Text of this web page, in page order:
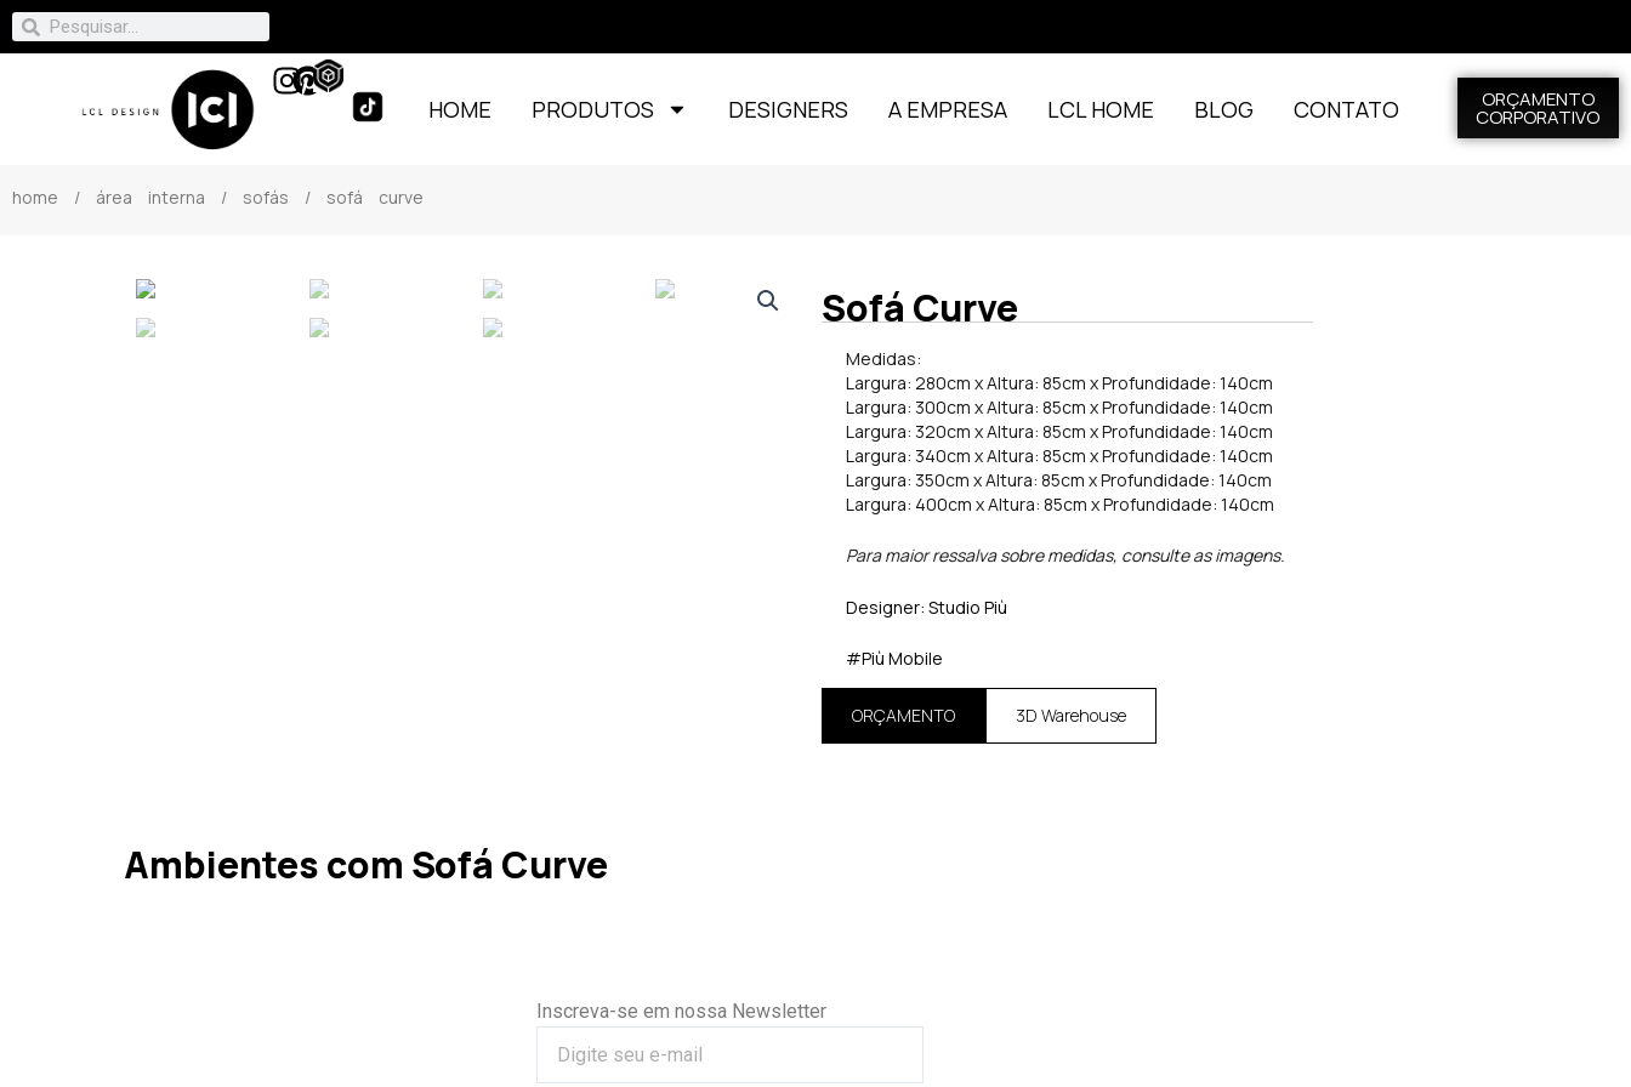
HOME PRODUTOS DESIGNERS A EMPRESA LCL HOME BLOG CONTATO ORÇAMENTO
CORPORATIVO
home / área interna / sofás / sofá curve
Sofá Curve
Medidas:
Largura: 280cm x Altura: 85cm x Profundidade: 140cm
Largura: 300cm x Altura: 85cm x Profundidade: 140cm
Largura: 320cm x Altura: 85cm x Profundidade: 140cm
Largura: 340cm x Altura: 85cm x Profundidade: 140cm
Largura: 350cm x Altura: 85cm x Profundidade: 140cm
Largura: 400cm x Altura: 85cm x Profundidade: 140cm
Para maior ressalva sobre medidas, consulte as imagens.
Designer: Studio Più
#Più Mobile
ORÇAMENTO 3D Warehouse
Ambientes com Sofá Curve
Inscreva-se em nossa Newsletter